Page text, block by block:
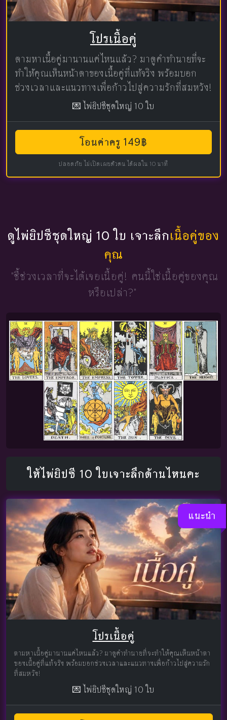
โปรเนื้อคู่
ตามหาเนื้อคู่มานานแค่ไหนแล้ว? มาดูคำทำนายที่จะ
ทำให้คุณเห็นหน้าตาของเนื้อคู่ที่แท้จริง พร้อมบอก
ช่วงเวลาและแนวทางเพื่อก้าวไปสู่ความรักที่สมหวัง!
💌 ไพ่ยิปซีชุดใหญ่ 10 ใบ
โอนค่าครู 149฿
ปลอดภัย ไม่เปิดเผยตัวตน ได้ผลใน 10 นาที
ดูไพ่ยิปซีชุดใหญ่ 10 ใบ เจาะลึกเนื้อคู่ของ
คุณ
"ชี้ช่วงเวลาที่จะได้เจอเนื้อคู่! คนนี้ใช่เนื้อคู่ของคุณ
หรือเปล่า?"
ให้ไพ่ยิปซี 10 ใบเจาะลึกด้านไหนคะ
แนะนำ
โปรเนื้อคู่
ตามหาเนื้อคู่มานานแค่ไหนแล้ว? มาดูคำทำนายที่จะทำให้คุณเห็นหน้าตา
ของเนื้อคู่ที่แท้จริง พร้อมบอกช่วงเวลาและแนวทางเพื่อก้าวไปสู่ความรัก
ที่สมหวัง!
💌 ไพ่ยิปซีชุดใหญ่ 10 ใบ